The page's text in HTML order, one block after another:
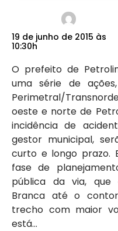
19 de junho de 2015 às
10:30h
O prefeito de
uma série de
Perimetral/
oeste e norte de
incidência de
gestor municipal,
curto e longo prazo.
fase de
pública da via, que
Branca até o
trecho com maior
está...